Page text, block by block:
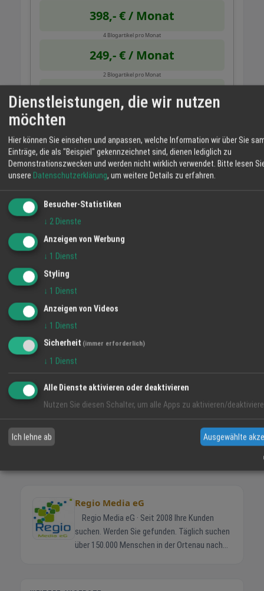
398,- € / Monat
4 Blogartikel pro Monat
249,- € / Monat
2 Blogartikel pro Monat
149,- € / Monat
Wir schreiben regelmäßig für Sie:
Inhalte über Produkte, Kunden, Erfolge, Angebote und
Postings auf Regio-Ortenau
Optional auf Social Media Kanälen
Alle Preise zzgl. gesetzlicher MwSt.
Telefon
E-Mail
mail@regio-media.info
Bekleidung-
Lebensmittel-
Regio Media eG
suchen. Werden Sie gefunden. Täglich suchen
über 150.000 Menschen in der Ortenau nach
Dienstleistungen, die wir nutzen
möchten
Hier können Sie einsehen und anpassen, welche Information wir über Sie
Einträge, die als "Beispiel" gekennzeichnet sind, dienen lediglich zu
Demonstrationszwecken und werden nicht wirklich verwendet. Bitte lesen
unsere Datenschutzerklärung, um weitere Details zu erfahren.
Besucher-Statistiken
↓ 2 Dienste
Anzeigen von Werbung
↓ 1 Dienst
Styling
↓ 1 Dienst
Anzeigen von Videos
↓ 1 Dienst
Sicherheit (immer erforderlich)
↓ 1 Dienst
Alle Dienste aktivieren oder deaktivieren
Nutzen Sie diesen Schalter, um alle Apps zu aktivieren/
Ich lehne ab Ausgewählte